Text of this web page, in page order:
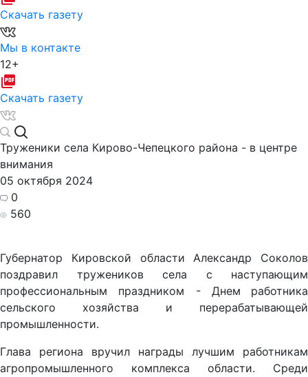
Скачать газету
Мы в контакте
12+
Скачать газету
Труженики села Кирово-Чепецкого района - в центре
внимания
05 октября 2024
0
560
Губернатор Кировской области Александр Соколов
поздравил тружеников села с наступающим
профессиональным праздником - Днем
работника
сельского хозяйства и перерабатывающей
промышленности.
Глава региона вручил награды лучшим работникам
агропромышленного комплекса области. Среди